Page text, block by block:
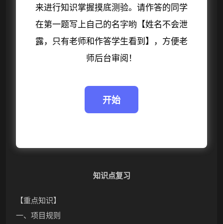
来进行知识掌握摸底测验。请作答的同学
在第一题写上自己的名字哟【姓名不会泄
露，只有老师和作答学生看到】，方便老
师后台审阅！
知识点复习
【重点知识】
一、项目规则